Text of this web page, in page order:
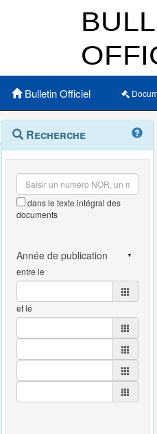
Bulletin Officiel
Navigation
et
outils
annexes
Menu
contextuel
Recherche
dans le texte intégral des
documents
entre le
et le